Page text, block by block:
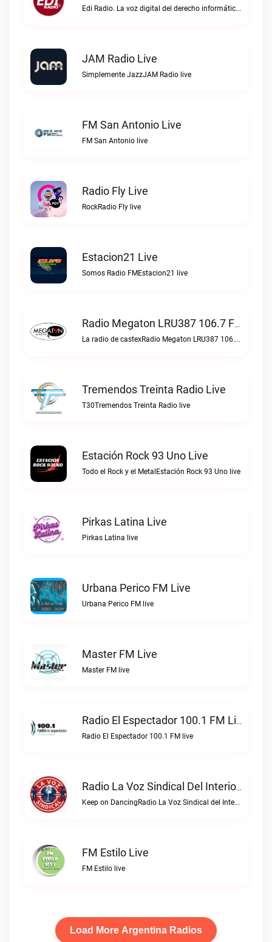
Edi Radio. La voz digital del derecho informático en hispanoaméricaEDI Radio live
JAM Radio Live
Simplemente JazzJAM Radio live
FM San Antonio Live
FM San Antonio live
Radio Fly Live
RockRadio Fly live
Estacion21 Live
Somos Radio FMEstacion21 live
Radio Megaton LRU387 106.7 FM Live
La radio de castexRadio Megaton LRU387 106.7 FM live
Tremendos Treinta Radio Live
T30Tremendos Treinta Radio live
Estación Rock 93 Uno Live
Todo el Rock y el MetalEstación Rock 93 Uno live
Pirkas Latina Live
Pirkas Latina live
Urbana Perico FM Live
Urbana Perico FM live
Master FM Live
Master FM live
Radio El Espectador 100.1 FM Live
Radio El Espectador 100.1 FM live
Radio La Voz Sindical Del Interior Live
Keep on DancingRadio La Voz Sindical del Interior live
FM Estilo Live
FM Estilo live
Load More Argentina Radios